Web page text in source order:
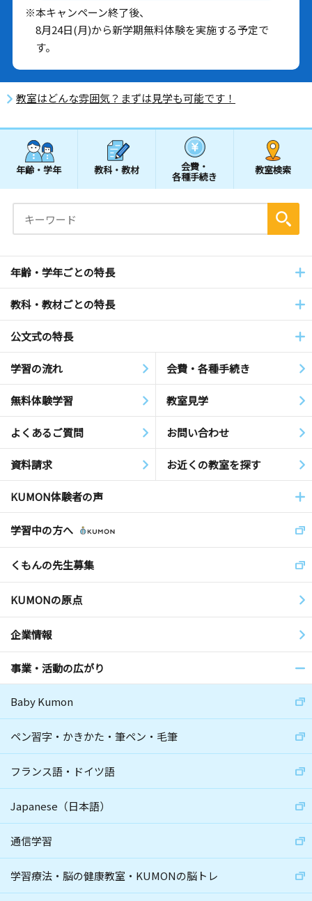
※本キャンペーン終了後、
8月24日(月)から新学期無料体験を実施する予定で
す。
教室はどんな雰囲気？まずは見学も可能です！
年齢・学年 教科・教材 会費・
各種手続き
教室検索
年齢・学年ごとの特長
教科・教材ごとの特長
公文式の特長
学習の流れ 会費・各種手続き
無料体験学習 教室見学
よくあるご質問 お問い合わせ
資料請求 お近くの教室を探す
KUMON体験者の声
学習中の方へ
くもんの先生募集
KUMONの原点
企業情報
事業・活動の広がり
Baby Kumon
ペン習字・かきかた・筆ペン・毛筆
フランス語・ドイツ語
Japanese（日本語）
通信学習
学習療法・脳の健康教室・KUMONの脳トレ